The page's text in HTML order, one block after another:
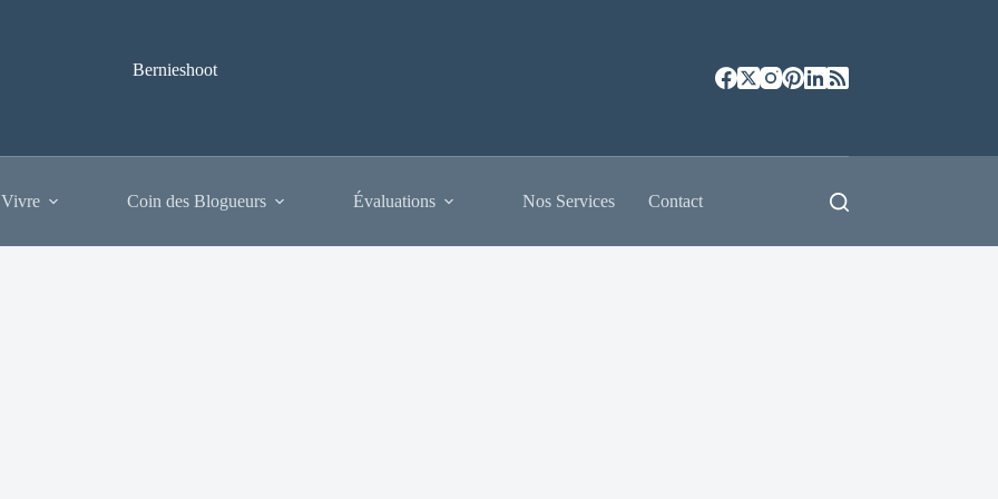
Bernieshoot
Coin des Blogueurs Évaluations Nos Services Contact